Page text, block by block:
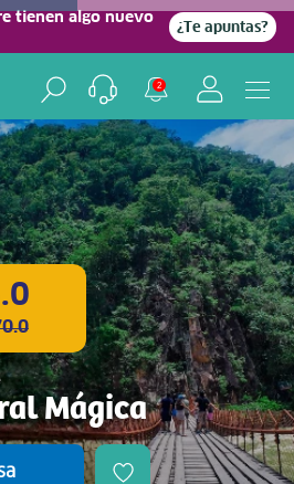
tienen algo nuevo
¿Te apuntas?
2
Mágica